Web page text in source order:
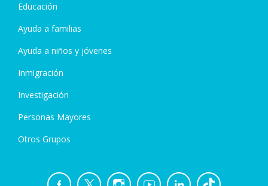
Educación
Ayuda a familias
Ayuda a niños y jóvenes
Inmigración
Investigación
Personas Mayores
Otros Grupos